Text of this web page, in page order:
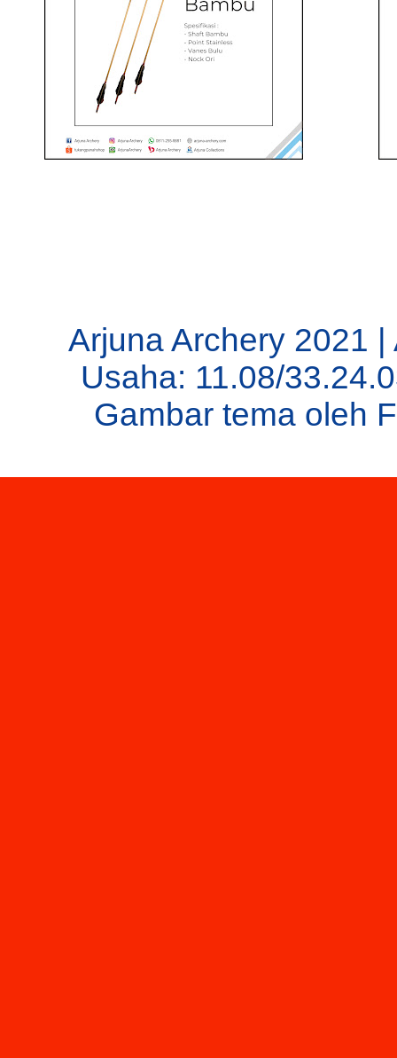
Arjuna Archery 2021
Usaha: 11.08/
Gambar tema oleh